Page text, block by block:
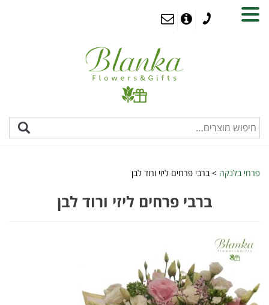
פרחי בלנקה >ברבי פרחים ליזי ורוד לבן
ברבי פרחים ליזי ורוד לבן